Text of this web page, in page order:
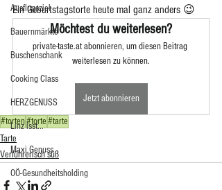
Ausflugsziel
Bauernmärkte
Buschenschank
Cooking Class
HERZGENUSS
Linz isst...
Maxi.Genuss
OÖ-Gesundheitsholding
Ein Geburtstagstorte heute mal ganz anders 😉
Möchtest du weiterlesen?
private-taste.at abonnieren, um diesen Beitrag
weiterlesen zu können.
Jetzt abonnieren
#torten#torte#tarte
Tarte
Verführerisch süß